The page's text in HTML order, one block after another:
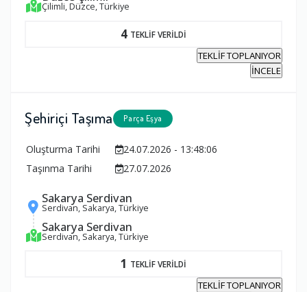
Çilimli, Düzce, Türkiye
4 TEKLİF VERİLDİ
TEKLİF TOPLANIYOR
İNCELE
Şehiriçi Taşıma Parça Eşya
Oluşturma Tarihi
24.07.2026 - 13:48:06
Taşınma Tarihi
27.07.2026
Sakarya Serdivan
Serdivan, Sakarya, Türkiye
Sakarya Serdivan
Serdivan, Sakarya, Türkiye
1 TEKLİF VERİLDİ
TEKLİF TOPLANIYOR